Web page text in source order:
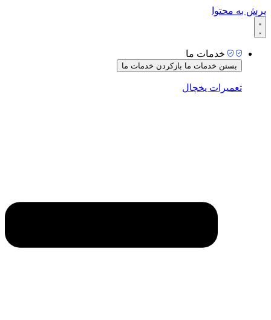
پرش به محتوا
خدمات ما
بستن خدمات ما بازکردن خدمات ما
تعمیرات یخچال